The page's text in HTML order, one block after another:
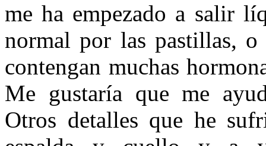
me ha empezado a salir
normal por las pastillas,
contengan muchas
Me gustaría que me
Otros detalles que he